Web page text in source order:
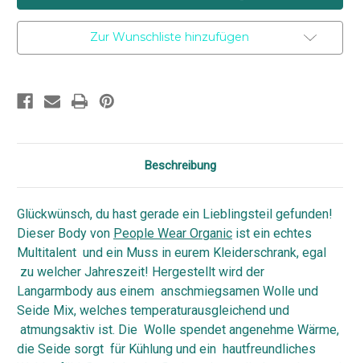
Organic
Langarmbody
Wolle-
Seide
feine
Organic
Langarmbody
Wolle-
Seide
feine
Zur Wunschliste hinzufügen
Beschreibung
Glückwünsch, du hast gerade ein Lieblingsteil gefunden!
Dieser Body von People Wear Organic ist ein echtes
Multitalent und ein Muss in eurem Kleiderschrank, egal
zu welcher Jahreszeit! Hergestellt wird der
Langarmbody aus einem anschmiegsamen Wolle und
Seide Mix, welches temperaturausgleichend und
atmungsaktiv ist. Die Wolle spendet angenehme Wärme,
die Seide sorgt für Kühlung und ein hautfreundliches